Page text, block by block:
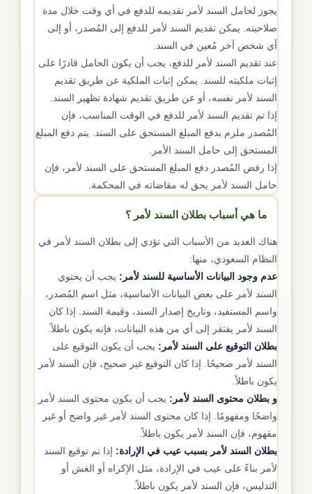
يجوز لحامل السند لأمر تقديمه للدفع في أي وقت خلال مدة
صلاحيته. يمكن تقديم السند لأمر للدفع إلى المُصدر، أو إلى
أي شخص آخر مُعين في السند.
عند تقديم السند لأمر للدفع، يجب أن يكون الحامل قادرًا على
إثبات ملكيته للسند. يمكن إثبات الملكية عن طريق تقديم
السند لأمر نفسه، أو عن طريق تقديم شهادة تظهير السند.
إذا تم تقديم السند لأمر للدفع في الوقت المناسب، فإن
المُصدر ملزم بدفع المبلغ المستحق على السند. يتم دفع المبلغ
المستحق إلى حامل السند الأمر.
إذا رفض المُصدر دفع المبلغ المستحق على السند لأمر، فإن
حامل السند لأمر يحق له مقاضاته في المحكمة.
ما هي أسباب بطلان السند لأمر ؟
هناك العديد من الأسباب التي تؤدي إلى بطلان السند لأمر في
النظام السعودي، منها:
عدم وجود البيانات الأساسية للسند لأمر: يجب أن يحتوي
السند لأمر على بعض البيانات الأساسية، مثل اسم المُصدر،
واسم المستفيد، وتاريخ إصدار السند، وقيمة السند. إذا كان
السند لأمر يفتقر إلى أي من هذه البيانات، فإنه يكون باطلاً.
بطلان التوقيع على السند لأمر: يجب أن يكون التوقيع على
السند لأمر صحيحًا. إذا كان التوقيع غير صحيح، فإن السند لأمر
يكون باطلاً.
و بطلان محتوى السند لأمر: يجب أن يكون محتوى السند لأمر
واضحًا ومفهومًا. إذا كان محتوى السند لأمر غير واضح أو غير
مفهوم، فإن السند لأمر يكون باطلاً.
بطلان السند لأمر بسبب عيب في الإرادة: إذا تم توقيع السند
لأمر بناءً على عيب في الإرادة، مثل الإكراه أو الغش أو
التدليس، فإن السند لأمر يكون باطلاً.